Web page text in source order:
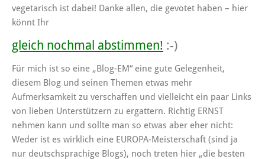
vegetarisch ist dabei! Danke allen, die gevotet haben – hier
könnt Ihr
gleich nochmal abstimmen! :-)
Für mich ist so eine „Blog-EM“ eine gute Gelegenheit,
diesem Blog und seinen Themen etwas mehr
Aufmerksamkeit zu verschaffen und vielleicht ein paar Links
von lieben Unterstützern zu ergattern. Richtig ERNST
nehmen kann und sollte man so etwas aber eher nicht:
Weder ist es wirklich eine EUROPA-Meisterschaft (sind ja
nur deutschsprachige Blogs), noch treten hier „die besten